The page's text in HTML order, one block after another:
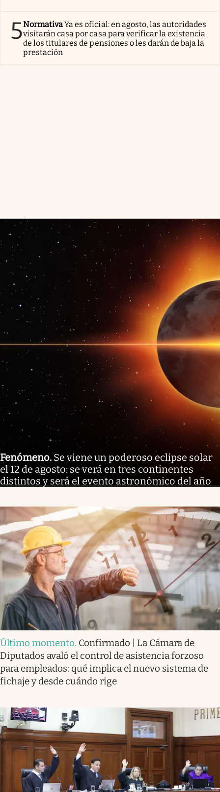
5NormativaYa es oficial: en agosto, las autoridades
visitarán casa por casa para verificar la existencia
de los titulares de pensiones o les darán de baja la
prestación
Fenómeno.Se viene un poderoso eclipse solar
el 12 de agosto: se verá en tres continentes
distintos y será el evento astronómico del año
Último momento. Confirmado | La Cámara de
Diputados avaló el control de asistencia forzoso
para empleados: qué implica el nuevo sistema de
fichaje y desde cuándo rige